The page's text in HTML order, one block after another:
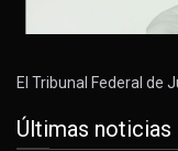
El Tribunal Federal de
Últimas noticias